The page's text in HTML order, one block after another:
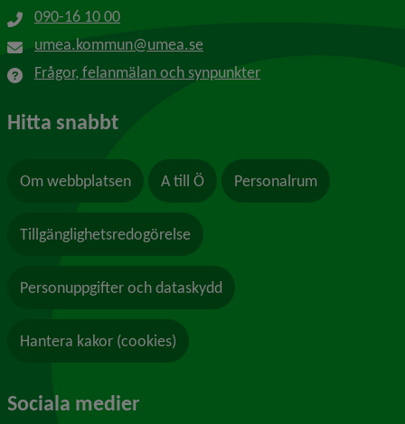
090-16 10 00
umea.kommun@umea.se
Frågor, felanmälan och synpunkter
Hitta snabbt
Om webbplatsen A till Ö Personalrum
Tillgänglighetsredogörelse
Personuppgifter och dataskydd
Hantera kakor (cookies)
Sociala medier